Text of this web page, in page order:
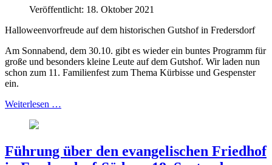
Veröffentlicht: 18. Oktober 2021
Halloweenvorfreude auf dem historischen Gutshof in Fredersdorf
Am Sonnabend, dem 30.10. gibt es wieder ein buntes Programm für
große und besonders kleine Leute auf dem Gutshof. Wir laden nun
schon zum 11. Familienfest zum Thema Kürbisse und Gespenster
ein.
Weiterlesen …
Führung über den evangelischen Friedhof